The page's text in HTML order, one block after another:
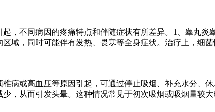
，不同病因的疼痛特点和伴随症状有所差异。1、睾丸
域，同时可能伴有发热、畏寒等全身症状。治疗上，细
病或高血压等原因引起，可通过停止吸烟、补充水分、
，从而引发头晕。这种情况常见于初次吸烟或吸烟量较